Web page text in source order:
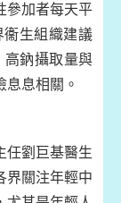
參加者每天平
生組織建議
高鈉攝取量與
息相關。
任劉巨基醫生
界關注年輕中